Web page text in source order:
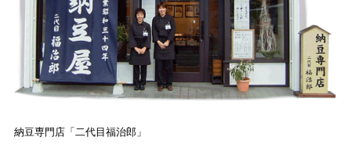
納豆専門店「二代目福治郎」